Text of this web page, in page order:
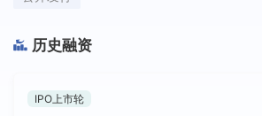
历史融资
IPO上市轮